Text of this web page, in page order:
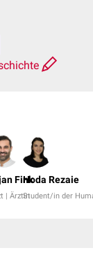
Fink
| Ärztin
Hoda Rezaie
Student/in der